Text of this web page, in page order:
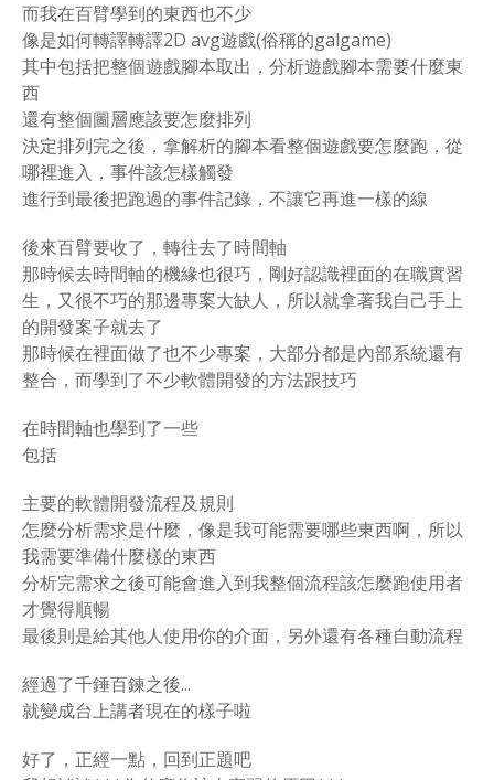
而我在百臂學到的東西也不少
像是如何轉譯轉譯2D avg遊戲(俗稱的galgame)
其中包括把整個遊戲腳本取出，分析遊戲腳本需要什麼東
西
還有整個圖層應該要怎麼排列
決定排列完之後，拿解析的腳本看整個遊戲要怎麼跑，從
哪裡進入，事件該怎樣觸發
進行到最後把跑過的事件記錄，不讓它再進一樣的線
後來百臂要收了，轉往去了時間軸
那時候去時間軸的機緣也很巧，剛好認識裡面的在職實習
生，又很不巧的那邊專案大缺人，所以就拿著我自己手上
的開發案子就去了
那時候在裡面做了也不少專案，大部分都是內部系統還有
整合，而學到了不少軟體開發的方法跟技巧
在時間軸也學到了一些
包括
主要的軟體開發流程及規則
怎麼分析需求是什麼，像是我可能需要哪些東西啊，所以
我需要準備什麼樣的東西
分析完需求之後可能會進入到我整個流程該怎麼跑使用者
才覺得順暢
最後則是給其他人使用你的介面，另外還有各種自動流程
經過了千錘百鍊之後...
就變成台上講者現在的樣子啦
好了，正經一點，回到正題吧